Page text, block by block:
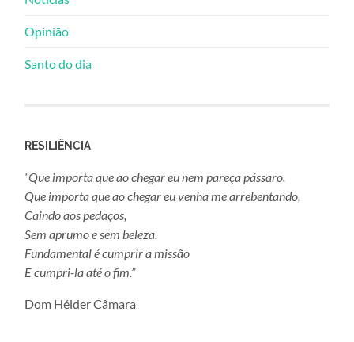
Opinião
Santo do dia
RESILIÊNCIA
“Que importa que ao chegar eu nem pareça pássaro.
Que importa que ao chegar eu venha me arrebentando,
Caindo aos pedaços,
Sem aprumo e sem beleza.
Fundamental é cumprir a missão
E cumpri-la até o fim.”
Dom Hélder Câmara